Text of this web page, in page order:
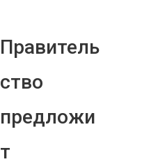
Правитель
ство
предложи
т